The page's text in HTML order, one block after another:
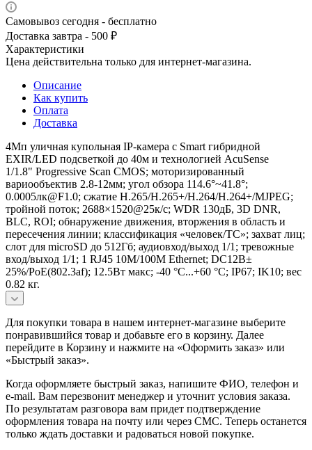
Самовывоз сегодня - бесплатно
Доставка завтра - 500 ₽
Характеристики
Цена действительна только для интернет-магазина.
Описание
Как купить
Оплата
Доставка
4Мп уличная купольная IP-камера c Smart гибридной
EXIR/LED подсветкой до 40м и технологией AcuSense
1/1.8" Progressive Scan CMOS; моторизированный
вариообъектив 2.8-12мм; угол обзора 114.6°~41.8°;
0.0005лк@F1.0; сжатие H.265/H.265+/H.264/H.264+/MJPEG;
тройной поток; 2688×1520@25к/с; WDR 130дБ, 3D DNR,
BLC, ROI; обнаружение движения, вторжения в область и
пересечения линии; классификация «человек/ТС»; захват лиц;
слот для microSD до 512Гб; аудиовход/выход 1/1; тревожные
вход/выход 1/1; 1 RJ45 10M/100M Ethernet; DC12В±
25%/PoE(802.3af); 12.5Вт макс; -40 °C...+60 °C; IP67; IK10; вес
0.82 кг.
Для покупки товара в нашем интернет-магазине выберите
понравившийся товар и добавьте его в корзину. Далее
перейдите в Корзину и нажмите на «Оформить заказ» или
«Быстрый заказ».
Когда оформляете быстрый заказ, напишите ФИО, телефон и
e-mail. Вам перезвонит менеджер и уточнит условия заказа.
По результатам разговора вам придет подтверждение
оформления товара на почту или через СМС. Теперь останется
только ждать доставки и радоваться новой покупке.